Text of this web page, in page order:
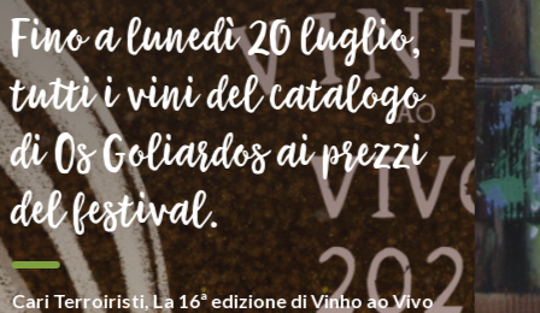
Siamo Goliardi
Il vino è per noi patrimonio e elemento di
cultura umanista in senso lato, frutto della